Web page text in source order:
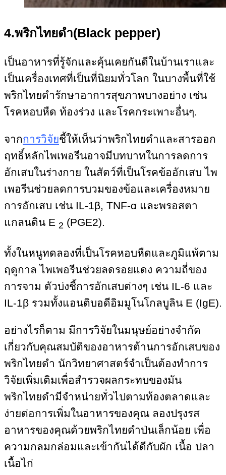
4.พริกไทยดำ(Black pepper)
เป็นอาหารที่รู้จักและคุ้นเคยกันดีในบ้านเราและ
เป็นเครื่องเทศที่เป็นที่นิยมทั่วโลก ในบางพื้นที่ใช้
พริกไทยดำรักษาอาการสุขภาพบางอย่าง เช่น
โรคหอบหืด ท้องร่วง และโรคกระเพาะอื่นๆ.
จากการวิจัยชี้ให้เห็นว่าพริกไทยดำและสารออก
ฤทธิ์หลักไพเพอรีนอาจมีบทบาทในการลดการ
อักเสบในร่างกาย ในสัตว์ที่เป็นโรคข้ออักเสบ ไพ
เพอรีนช่วยลดการบวมของข้อและเครื่องหมาย
การอักเสบ เช่น IL-1β, TNF-α และพรอสตา
แกลนดิน E 2 (PGE2).
ทั้งในหนูทดลองที่เป็นโรคหอบหืดและภูมิแพ้ตาม
ฤดูกาล ไพเพอรีนช่วยลดรอยแดง ความถี่ของ
การจาม ตัวบ่งชี้การอักเสบต่างๆ เช่น IL-6 และ
IL-1β รวมทั้งแอนติบอดีอิมมูโนโกลบูลิน E (IgE).
อย่างไรก็ตาม มีการวิจัยในมนุษย์อย่างจำกัด
เกี่ยวกับคุณสมบัติของอาหารต้านการอักเสบของ
พริกไทยดำ นักวิทยาศาสตร์จำเป็นต้องทำการ
วิจัยเพิ่มเติมเพื่อสำรวจผลกระทบของมัน
พริกไทยดำมีจำหน่ายทั่วไปตามท้องตลาดและ
ง่ายต่อการเพิ่มในอาหารของคุณ ลองปรุงรส
อาหารของคุณด้วยพริกไทยดำป่นเล็กน้อย เพื่อ
ความกลมกล่อมและเข้ากันได้ดีกับผัก เนื้อ ปลา
เนื้อไก่